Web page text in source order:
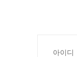
아이디